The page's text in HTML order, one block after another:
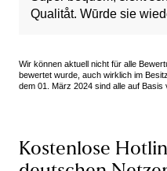
Qualitåt. Wūrde sie
Wir können aktuell nicht für alle
bewertet wurde, auch wirklich im
dem 01. März 2024 sind alle auf Basis
Kostenlose